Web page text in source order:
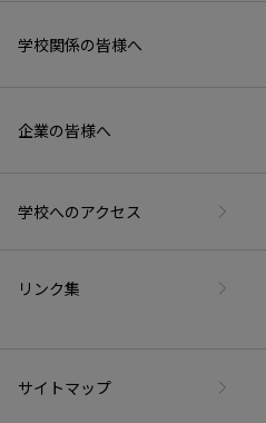
学校関係の皆様へ
企業の皆様へ
学校へのアクセス
リンク集
サイトマップ